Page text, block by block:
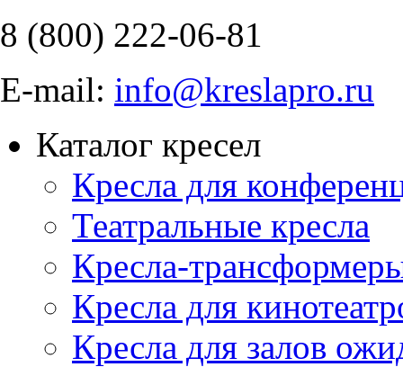
8 (800) 222-06-81
E-mail: info@kreslapro.ru
Каталог кресел
Кресла для
Театральные кресла
Кресла-
Кресла для
Кресла для залов